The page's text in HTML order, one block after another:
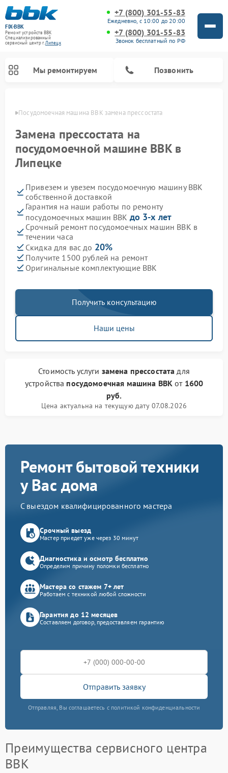
FIX-BBK
Ремонт устройств BBK
Специализированный
cервисный центр г.Липецк
+7 (800) 301-55-83
Ежедневно, с 10:00 до 20:00
+7 (800) 301-55-83
Звонок бесплатный по РФ
Мы ремонтируем Позвонить
Посудомоечная машина BBK замена прессостата
Замена прессостата на
посудомоечной машине BBK в
Липецке
Привезем и увезем посудомоечную машину BBK
собственной доставкой
Гарантия на наши работы по ремонту
посудомоечных машин BBK до 3-х лет
Срочный ремонт посудомоечных машин BBK в
течении часа
Скидка для вас до 20%
Получите 1500 рублей на ремонт
Оригинальные комплектующие BBK
Получить консультацию
Наши цены
Стоимость услуги замена прессостата для
устройства посудомоечная машина BBK от 1600
руб.
Цена актуальна на текущую дату 07.08.2026
Ремонт бытовой техники
у Вас дома
С выездом квалифицированного мастера
Срочный выезд
Мастер приедет уже через 30 минут
Диагностика и осмотр бесплатно
Определим причину поломки бесплатно
Мастера со стажем 7+ лет
Работаем с техникой любой сложности
Гарантия до 12 месяцев
Составляем договор, предоставляем гарантию
Отправить заявку
Отправляя, Вы соглашаетесь с политикой конфиденциальности
Преимущества сервисного центра
BBK